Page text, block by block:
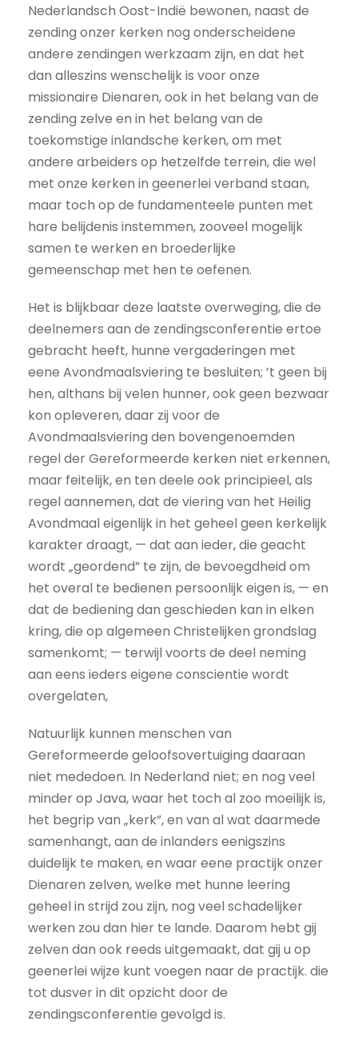
Nederlandsch Oost-Indië bewonen, naast de
zending onzer kerken nog onderscheidene
andere zendingen werkzaam zijn, en dat het
dan alleszins wenschelijk is voor onze
missionaire Dienaren, ook in het belang van de
zending zelve en in het belang van de
toekomstige inlandsche kerken, om met
andere arbeiders op hetzelfde terrein, die wel
met onze kerken in geenerlei verband staan,
maar toch op de fundamenteele punten met
hare belijdenis instemmen, zooveel mogelijk
samen te werken en broederlijke
gemeenschap met hen te oefenen.
Het is blijkbaar deze laatste overweging, die de
deelnemers aan de zendingsconferentie ertoe
gebracht heeft, hunne vergaderingen met
eene Avondmaalsviering te besluiten; ’t geen bij
hen, althans bij velen hunner, ook geen bezwaar
kon opleveren, daar zij voor de
Avondmaalsviering den bovengenoemden
regel der Gereformeerde kerken niet erkennen,
maar feitelijk, en ten deele ook principieel, als
regel aannemen, dat de viering van het Heilig
Avondmaal eigenlijk in het geheel geen kerkelijk
karakter draagt, — dat aan ieder, die geacht
wordt „geordend” te zijn, de bevoegdheid om
het overal te bedienen persoonlijk eigen is, — en
dat de bediening dan geschieden kan in elken
kring, die op algemeen Christelijken grondslag
samenkomt; — terwijl voorts de deel neming
aan eens ieders eigene conscientie wordt
overgelaten,
Natuurlijk kunnen menschen van
Gereformeerde geloofsovertuiging daaraan
niet mededoen. In Nederland niet; en nog veel
minder op Java, waar het toch al zoo moeilijk is,
het begrip van „kerk”, en van al wat daarmede
samenhangt, aan de inlanders eenigszins
duidelijk te maken, en waar eene practijk onzer
Dienaren zelven, welke met hunne leering
geheel in strijd zou zijn, nog veel schadelijker
werken zou dan hier te lande. Daarom hebt gij
zelven dan ook reeds uitgemaakt, dat gij u op
geenerlei wijze kunt voegen naar de practijk. die
tot dusver in dit opzicht door de
zendingsconferentie gevolgd is.